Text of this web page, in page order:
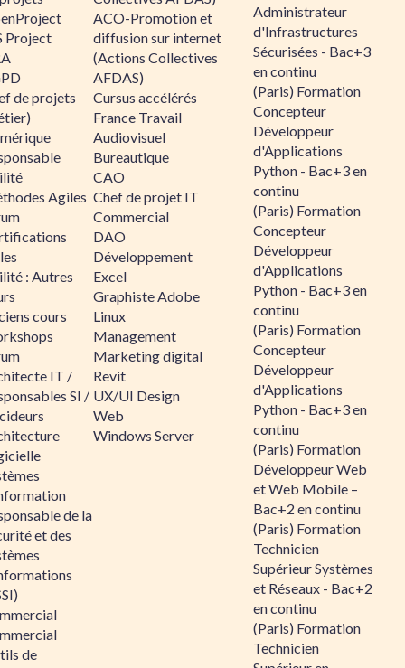
Project
de projets
Agiles
: Autres
cours
IT /
SI /
de la
et des
de
ACO-Promotion et
diffusion sur internet
(Actions Collectives
AFDAS)
Cursus accélérés
France Travail
Audiovisuel
Bureautique
CAO
Chef de projet IT
Commercial
DAO
Développement
Excel
Graphiste Adobe
Linux
Management
Marketing digital
Revit
UX/UI Design
Web
Windows Server
Administrateur
d'Infrastructures
Sécurisées - Bac+3
en continu
(Paris) Formation
Concepteur
Développeur
d'Applications
Python - Bac+3 en
continu
(Paris) Formation
Concepteur
Développeur
d'Applications
Python - Bac+3 en
continu
(Paris) Formation
Concepteur
Développeur
d'Applications
Python - Bac+3 en
continu
(Paris) Formation
Développeur Web
et Web Mobile –
Bac+2 en continu
(Paris) Formation
Technicien
Supérieur Systèmes
et Réseaux - Bac+2
en continu
(Paris) Formation
Technicien